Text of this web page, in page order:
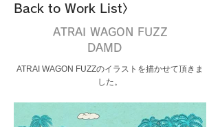
Back to Work List〉
ATRAI WAGON FUZZ
DAMD
ATRAI WAGON FUZZのイラストを描かせて頂きま
した。